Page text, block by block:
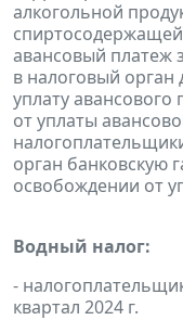
алкогольной
авансовый платеж
в налоговый орган
уплату
от уплаты
орган банковскую
освобождении от
Водный налог:
-
квартал 2024 г.